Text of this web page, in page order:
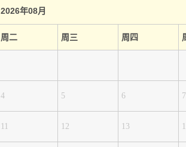
2026年08月
周二 周三 周四
4 5 6 7
11 12 13